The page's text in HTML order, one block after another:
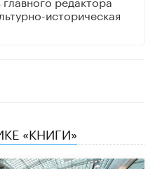
историческая
«КНИГИ»